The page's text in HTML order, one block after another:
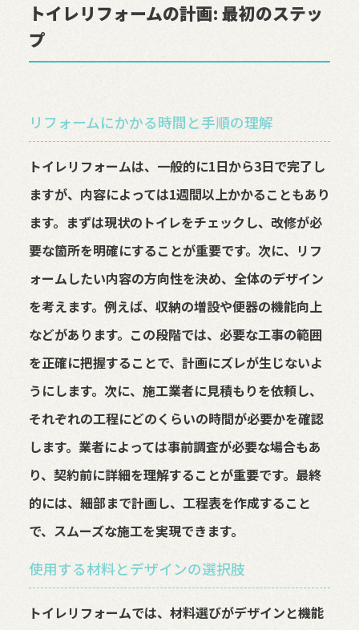
トイレリフォームの計画: 最初のステッ
プ
リフォームにかかる時間と手順の理解
トイレリフォームは、一般的に1日から3日で完了し
ますが、内容によっては1週間以上かかることもあり
ます。まずは現状のトイレをチェックし、改修が必
要な箇所を明確にすることが重要です。次に、リフ
ォームしたい内容の方向性を決め、全体のデザイン
を考えます。例えば、収納の増設や便器の機能向上
などがあります。この段階では、必要な工事の範囲
を正確に把握することで、計画にズレが生じないよ
うにします。次に、施工業者に見積もりを依頼し、
それぞれの工程にどのくらいの時間が必要かを確認
します。業者によっては事前調査が必要な場合もあ
り、契約前に詳細を理解することが重要です。最終
的には、細部まで計画し、工程表を作成すること
で、スムーズな施工を実現できます。
使用する材料とデザインの選択肢
トイレリフォームでは、材料選びがデザインと機能